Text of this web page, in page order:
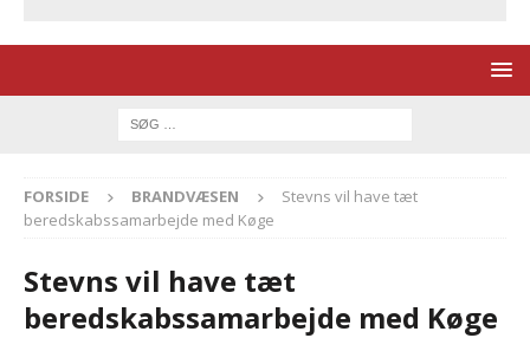
FORSIDE BRANDVÆSEN
Stevns vil have tæt
beredskabssamarbejde med Køge
Stevns vil have tæt
beredskabssamarbejde med Køge